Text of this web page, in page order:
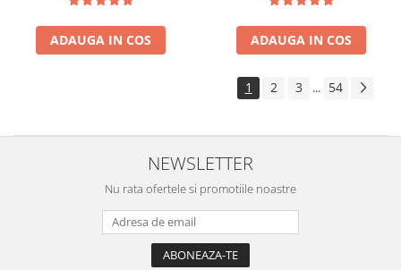
ADAUGA IN COS ADAUGA IN COS
1 2 3 ... 54
NEWSLETTER
Nu rata ofertele si promotiile noastre